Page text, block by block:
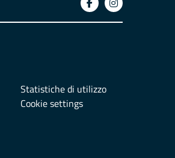
Statistiche di utilizzo
Cookie settings